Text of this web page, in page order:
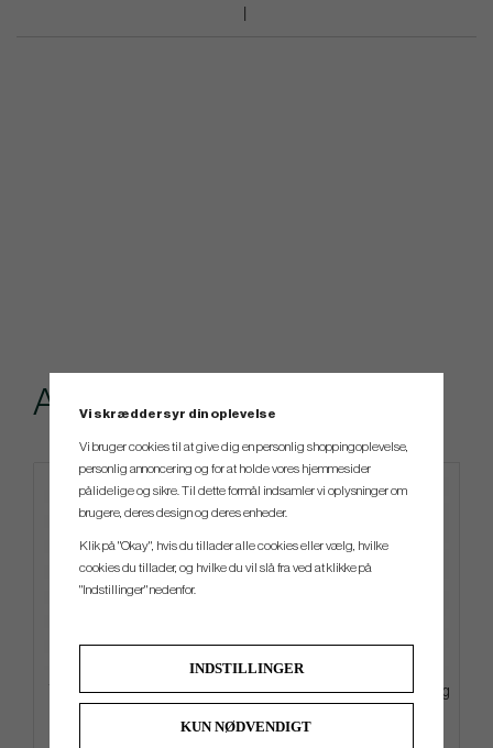
Andre købte også
TaylorMade Deluxe -26 - Cart
Ogio Featherlite -26 - Carry Bag
Vi skræddersyr din oplevelse
Vi bruger cookies til at give dig en personlig shoppingoplevelse,
personlig annoncering og for at holde vores hjemmesider
pålidelige og sikre. Til dette formål indsamler vi oplysninger om
brugere, deres design og deres enheder.
Klik på "Okay", hvis du tillader alle cookies eller vælg, hvilke
cookies du tillader, og hvilke du vil slå fra ved at klikke på
"Indstillinger" nedenfor.
INDSTILLINGER
KUN NØDVENDIGT